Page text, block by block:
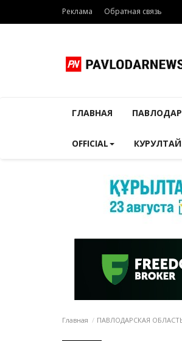
Реклама Обратная связь
ГЛАВНАЯ
OFFICIAL КУРУЛТАЙ
Главная ПАВЛОДАРСКАЯ